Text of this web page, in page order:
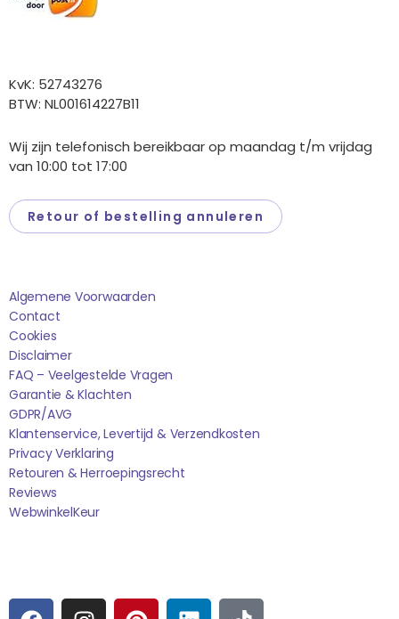
KvK: 52743276
BTW: NL001614227B11
Wij zijn telefonisch bereikbaar op maandag t/m vrijdag
van 10:00 tot 17:00
Retour of bestelling annuleren
Algemene Voorwaarden
Contact
Cookies
Disclaimer
FAQ – Veelgestelde Vragen
Garantie & Klachten
GDPR/AVG
Klantenservice, Levertijd & Verzendkosten
Privacy Verklaring
Retouren & Herroepingsrecht
Reviews
WebwinkelKEur
F I P L T